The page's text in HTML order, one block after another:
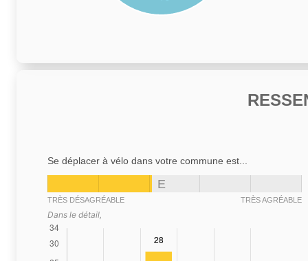
Se déplacer à vélo dans votre commune est...
E
TRÈS DÉSAGRÉABLE TRÈS AGRÉABLE
Dans le détail,